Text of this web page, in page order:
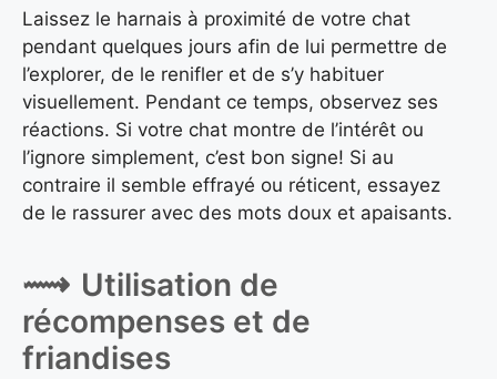
Laissez le harnais à proximité de votre chat
pendant quelques jours afin de lui permettre de
l’explorer, de le renifler et de s’y habituer
visuellement. Pendant ce temps, observez ses
réactions. Si votre chat montre de l’intérêt ou
l’ignore simplement, c’est bon signe! Si au
contraire il semble effrayé ou réticent, essayez
de le rassurer avec des mots doux et apaisants.
Utilisation de
récompenses et de
friandises